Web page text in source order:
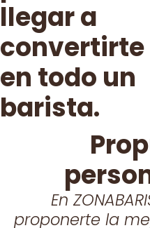
llegar a
convertirte
en todo un
barista.
En
proponerte la